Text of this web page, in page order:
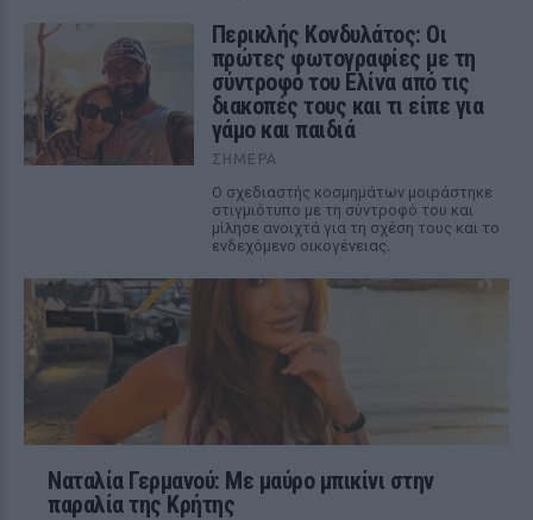
Περικλής Κονδυλάτος: Οι
πρώτες φωτογραφίες με τη
σύντροφό του Ελίνα από τις
διακοπές τους και τι είπε για
γάμο και παιδιά
ΣΉΜΕΡΑ
Ο σχεδιαστής κοσμημάτων μοιράστηκε
στιγμιότυπο με τη σύντροφό του και
μίλησε ανοιχτά για τη σχέση τους και το
ενδεχόμενο οικογένειας.
Ναταλία Γερμανού: Με μαύρο μπικίνι στην
παραλία της Κρήτης